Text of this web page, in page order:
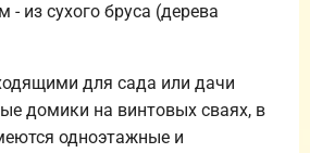
- из сухого бруса (дерева
для сада или дачи
домики на винтовых сваях, в
одноэтажные и